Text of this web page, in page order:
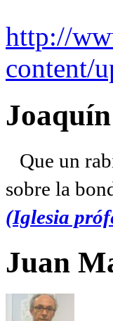
http://
content/
Que un
sobre la
(Iglesia
Juan